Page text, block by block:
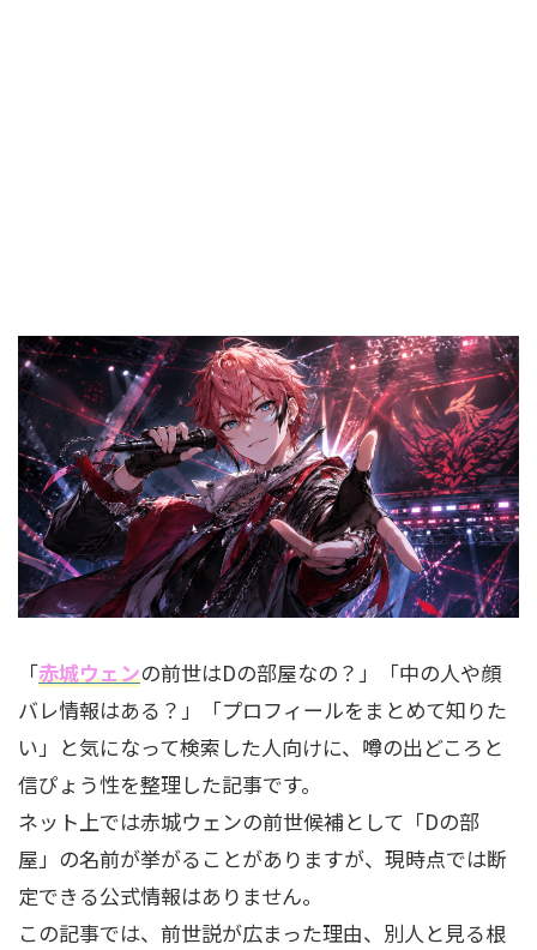
「赤城ウェンの前世はDの部屋なの？」「中の人や顔
バレ情報はある？」「プロフィールをまとめて知りた
い」と気になって検索した人向けに、噂の出どころと
信ぴょう性を整理した記事です。
ネット上では赤城ウェンの前世候補として「Dの部
屋」の名前が挙がることがありますが、現時点では断
定できる公式情報はありません。
この記事では、前世説が広まった理由、別人と見る根